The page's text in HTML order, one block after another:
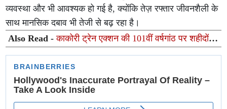
व्यवस्था और भी आवश्यक हो गई है, क्योंकि तेज़ रफ्तार जीवनशैली के
साथ मानसिक दबाव भी तेजी से बढ़ रहा है।
Also Read -काकोरी ट्रेन एक्शन की 101वीं वर्षगांठ पर शहीदों
को किया नमन